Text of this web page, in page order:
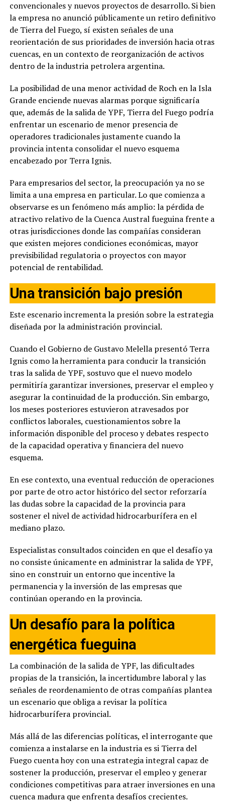
convencionales y nuevos proyectos de desarrollo. Si bien
la empresa no anunció públicamente un retiro definitivo
de Tierra del Fuego, sí existen señales de una
reorientación de sus prioridades de inversión hacia otras
cuencas, en un contexto de reorganización de activos
dentro de la industria petrolera argentina.
La posibilidad de una menor actividad de Roch en la Isla
Grande enciende nuevas alarmas porque significaría
que, además de la salida de YPF, Tierra del Fuego podría
enfrentar un escenario de menor presencia de
operadores tradicionales justamente cuando la
provincia intenta consolidar el nuevo esquema
encabezado por Terra Ignis.
Para empresarios del sector, la preocupación ya no se
limita a una empresa en particular. Lo que comienza a
observarse es un fenómeno más amplio: la pérdida de
atractivo relativo de la Cuenca Austral fueguina frente a
otras jurisdicciones donde las compañías consideran
que existen mejores condiciones económicas, mayor
previsibilidad regulatoria o proyectos con mayor
potencial de rentabilidad.
Una transición bajo presión
Este escenario incrementa la presión sobre la estrategia
diseñada por la administración provincial.
Cuando el Gobierno de Gustavo Melella presentó Terra
Ignis como la herramienta para conducir la transición
tras la salida de YPF, sostuvo que el nuevo modelo
permitiría garantizar inversiones, preservar el empleo y
asegurar la continuidad de la producción. Sin embargo,
los meses posteriores estuvieron atravesados por
conflictos laborales, cuestionamientos sobre la
información disponible del proceso y debates respecto
de la capacidad operativa y financiera del nuevo
esquema.
En ese contexto, una eventual reducción de operaciones
por parte de otro actor histórico del sector reforzaría
las dudas sobre la capacidad de la provincia para
sostener el nivel de actividad hidrocarburífera en el
mediano plazo.
Especialistas consultados coinciden en que el desafío ya
no consiste únicamente en administrar la salida de YPF,
sino en construir un entorno que incentive la
permanencia y la inversión de las empresas que
continúan operando en la provincia.
Un desafío para la política
energética fueguina
La combinación de la salida de YPF, las dificultades
propias de la transición, la incertidumbre laboral y las
señales de reordenamiento de otras compañías plantea
un escenario que obliga a revisar la política
hidrocarburífera provincial.
Más allá de las diferencias políticas, el interrogante que
comienza a instalarse en la industria es si Tierra del
Fuego cuenta hoy con una estrategia integral capaz de
sostener la producción, preservar el empleo y generar
condiciones competitivas para atraer inversiones en una
cuenca madura que enfrenta desafíos crecientes.